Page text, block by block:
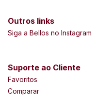
Outros links
Siga a Bellos no Instagram
Suporte ao Cliente
Favoritos
Comparar